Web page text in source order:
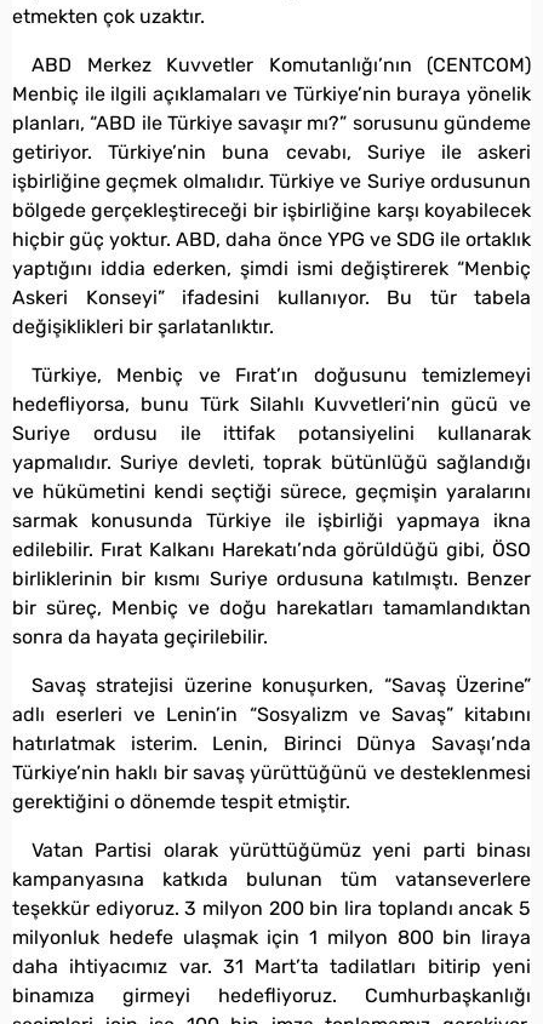
etmekten çok uzaktır.
ABD Merkez Kuvvetler Komutanlığı’nın (CENTCOM)
Menbiç ile ilgili açıklamaları ve Türkiye’nin buraya yönelik
planları, “ABD ile Türkiye savaşır mı?” sorusunu gündeme
getiriyor. Türkiye’nin buna cevabı, Suriye ile askeri
işbirliğine geçmek olmalıdır. Türkiye ve Suriye ordusunun
bölgede gerçekleştireceği bir işbirliğine karşı koyabilecek
hiçbir güç yoktur. ABD, daha önce YPG ve SDG ile ortaklık
yaptığını iddia ederken, şimdi ismi değiştirerek “Menbiç
Askeri Konseyi” ifadesini kullanıyor. Bu tür tabela
değişiklikleri bir şarlatanlıktır.
Türkiye, Menbiç ve Fırat’ın doğusunu temizlemeyi
hedefliyorsa, bunu Türk Silahlı Kuvvetleri’nin gücü ve
Suriye ordusu ile ittifak potansiyelini kullanarak
yapmalıdır. Suriye devleti, toprak bütünlüğü sağlandığı
ve hükümetini kendi seçtiği sürece, geçmişin yaralarını
sarmak konusunda Türkiye ile işbirliği yapmaya ikna
edilebilir. Fırat Kalkanı Harekatı’nda görüldüğü gibi, ÖSO
birliklerinin bir kısmı Suriye ordusuna katılmıştı. Benzer
bir süreç, Menbiç ve doğu harekatları tamamlandıktan
sonra da hayata geçirilebilir.
Savaş stratejisi üzerine konuşurken, “Savaş Üzerine”
adlı eserleri ve Lenin’in “Sosyalizm ve Savaş” kitabını
hatırlatmak isterim. Lenin, Birinci Dünya Savaşı’nda
Türkiye’nin haklı bir savaş yürüttüğünü ve desteklenmesi
gerektiğini o dönemde tespit etmiştir.
Vatan Partisi olarak yürüttüğümüz yeni parti binası
kampanyasına katkıda bulunan tüm vatanseverlere
teşekkür ediyoruz. 3 milyon 200 bin lira toplandı ancak 5
milyonluk hedefe ulaşmak için 1 milyon 800 bin liraya
daha ihtiyacımız var. 31 Mart’ta tadilatları bitirip yeni
binamıza girmeyi hedefliyoruz. Cumhurbaşkanlığı